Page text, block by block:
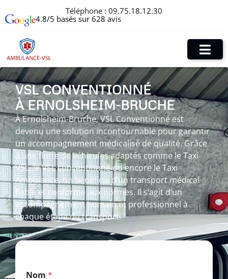
Téléphone : 09.75.18.12.30
4.8/5 basés sur 628 avis
VSL CONVENTIONNÉ
À ERNOLSHEIM-BRUCHE
À Ernolsheim-Bruche, VSL Conventionné est
devenu une solution incontournable pour garantir
un accompagnement médicalisé de qualité. Grâce
à une flotte de véhicules adaptés comme le Taxi
VSL, le VSL conventionné ou encore le Taxi
Ambulance, on bénéficie d’un transport médical
fiable et conforme aux normes. Il s’agit d’un
accompagnement humain et professionnel à
chaque étape du transport.
Nom *